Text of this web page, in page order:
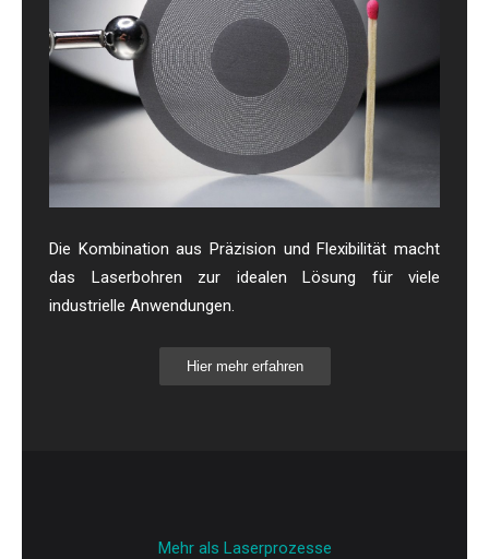
Die Kombination aus Präzision und Flexibilität macht
das Laserbohren zur idealen Lösung für viele
industrielle Anwendungen.
Hier mehr erfahren
Mehr als Laserprozesse